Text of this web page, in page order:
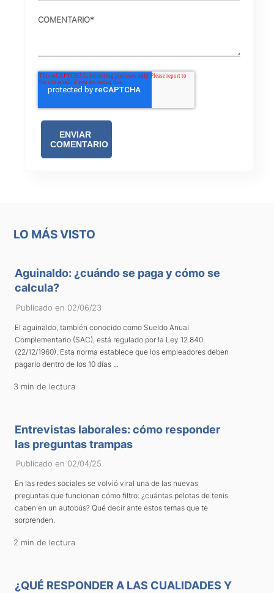
COMENTARIO*
LO MÁS VISTO
Aguinaldo: ¿cuándo se paga y cómo se
calcula?
Publicado en 02/06/23
El aguinaldo, también conocido como Sueldo Anual
Complementario (SAC), está regulado por la Ley 12.840
(22/12/1960). Esta norma establece que los empleadores deben
pagarlo dentro de los 10 días ...
3 min de lectura
Entrevistas laborales: cómo responder
las preguntas trampas
Publicado en 02/04/25
En las redes sociales se volvió viral una de las nuevas
preguntas que funcionan cómo filtro: ¿cuántas pelotas de tenis
caben en un autobús? Qué decir ante estos temas que te
sorprenden.
2 min de lectura
¿QUÉ RESPONDER A LAS CUALIDADES Y